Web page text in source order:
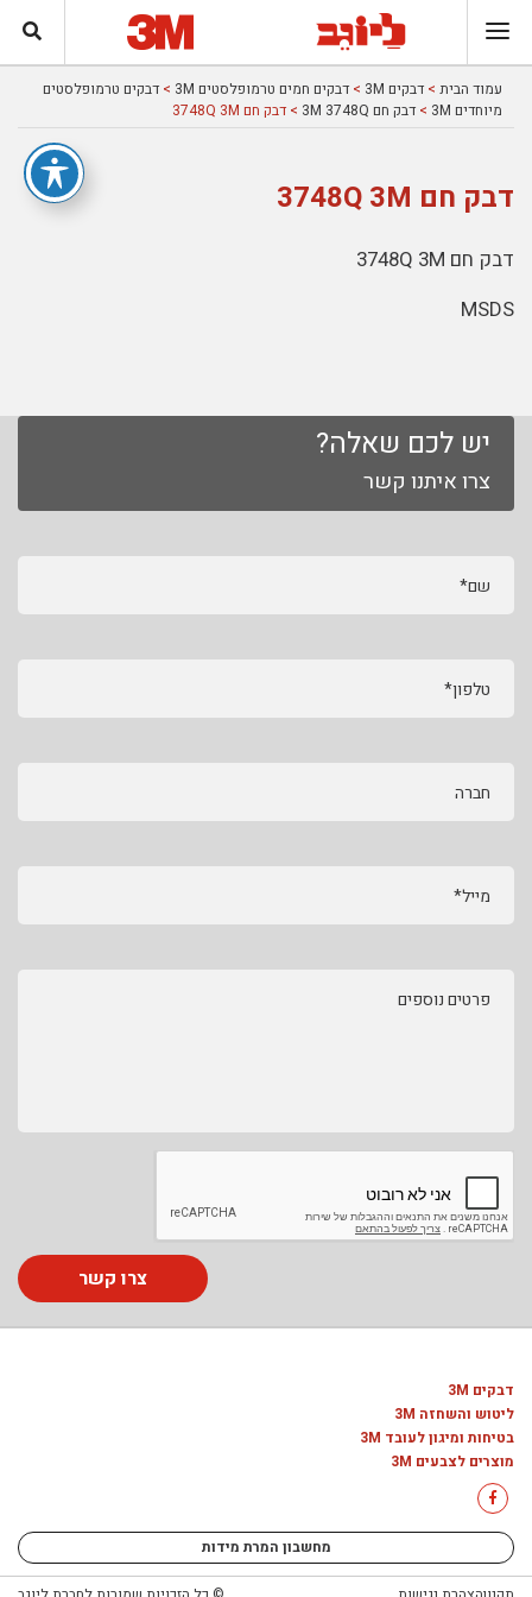
עמוד הבית > דבקים 3M > דבקים חמים טרמופלסטים 3M > דבקים טרמופלסטים
מיוחדים 3M
> דבק חם 3M 3748Q > דבק חם 3748Q 3M
דבק חם 3748Q 3M
דבק חם 3748Q 3M
MSDS
יש לכם שאלה?
צרו איתנו קשר
שם*
טלפון*
חברה
מייל*
פרטים נוספים
צרו קשר
דבקים 3M
ליטוש והשחזה 3M
בטיחות ומיגון לעובד 3M
מוצרים לצבעים 3M
מחשבון המרת מידות